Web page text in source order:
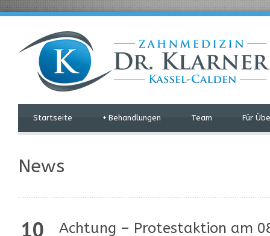
Startseite Behandlungen
+ Team Für
News
10 Achtung – Protestaktion am